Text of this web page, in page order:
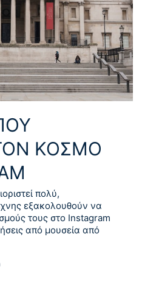
ΚΟΣΜΟ
πολύ,
εξακολουθούν να
τους στο Instagram
από μουσεία από